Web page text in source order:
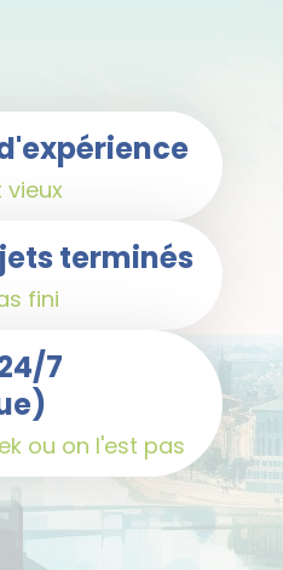
vieux
terminés
fini
7
ou on l'est pas